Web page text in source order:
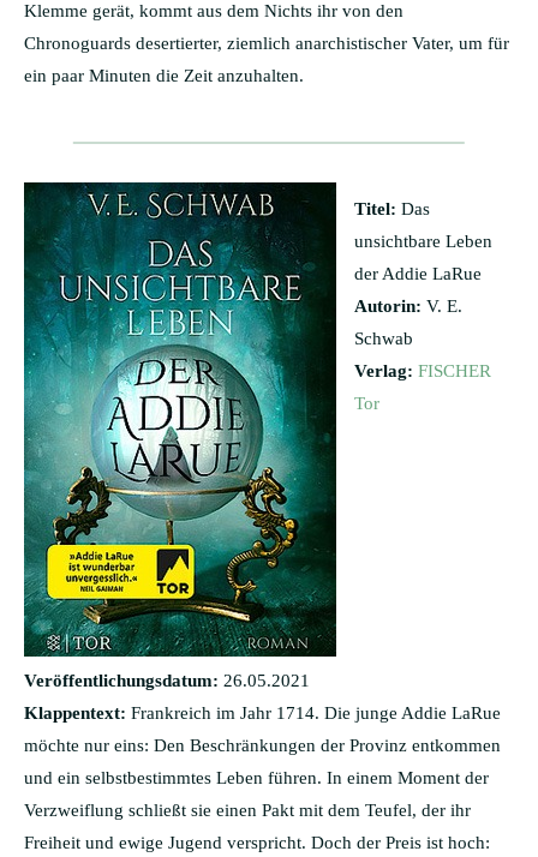
Klemme gerät, kommt aus dem Nichts ihr von den
Chronoguards desertierter, ziemlich anarchistischer Vater, um für
ein paar Minuten die Zeit anzuhalten.
Titel: Das
unsichtbare Leben
der Addie LaRue
Autorin: V. E.
Schwab
Verlag: FISCHER
Tor
Veröffentlichungsdatum: 26.05.2021
Klappentext: Frankreich im Jahr 1714. Die junge Addie LaRue
möchte nur eins: Den Beschränkungen der Provinz entkommen
und ein selbstbestimmtes Leben führen. In einem Moment der
Verzweiflung schließt sie einen Pakt mit dem Teufel, der ihr
Freiheit und ewige Jugend verspricht. Doch der Preis ist hoch: